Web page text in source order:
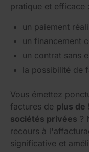
pratique et efficace :
un paiement
un financement
un contrat sans
la possibilité de
Vous émettez
factures de plus de
sociétés privées ?
recours à
significative et